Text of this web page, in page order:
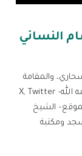
النسائي
والمقامة
في مكتبة الشيخ عبدالله بن عبدالعزيز العقيل -رحمه الله- X, Twitter
الشيخ
ومكتبة